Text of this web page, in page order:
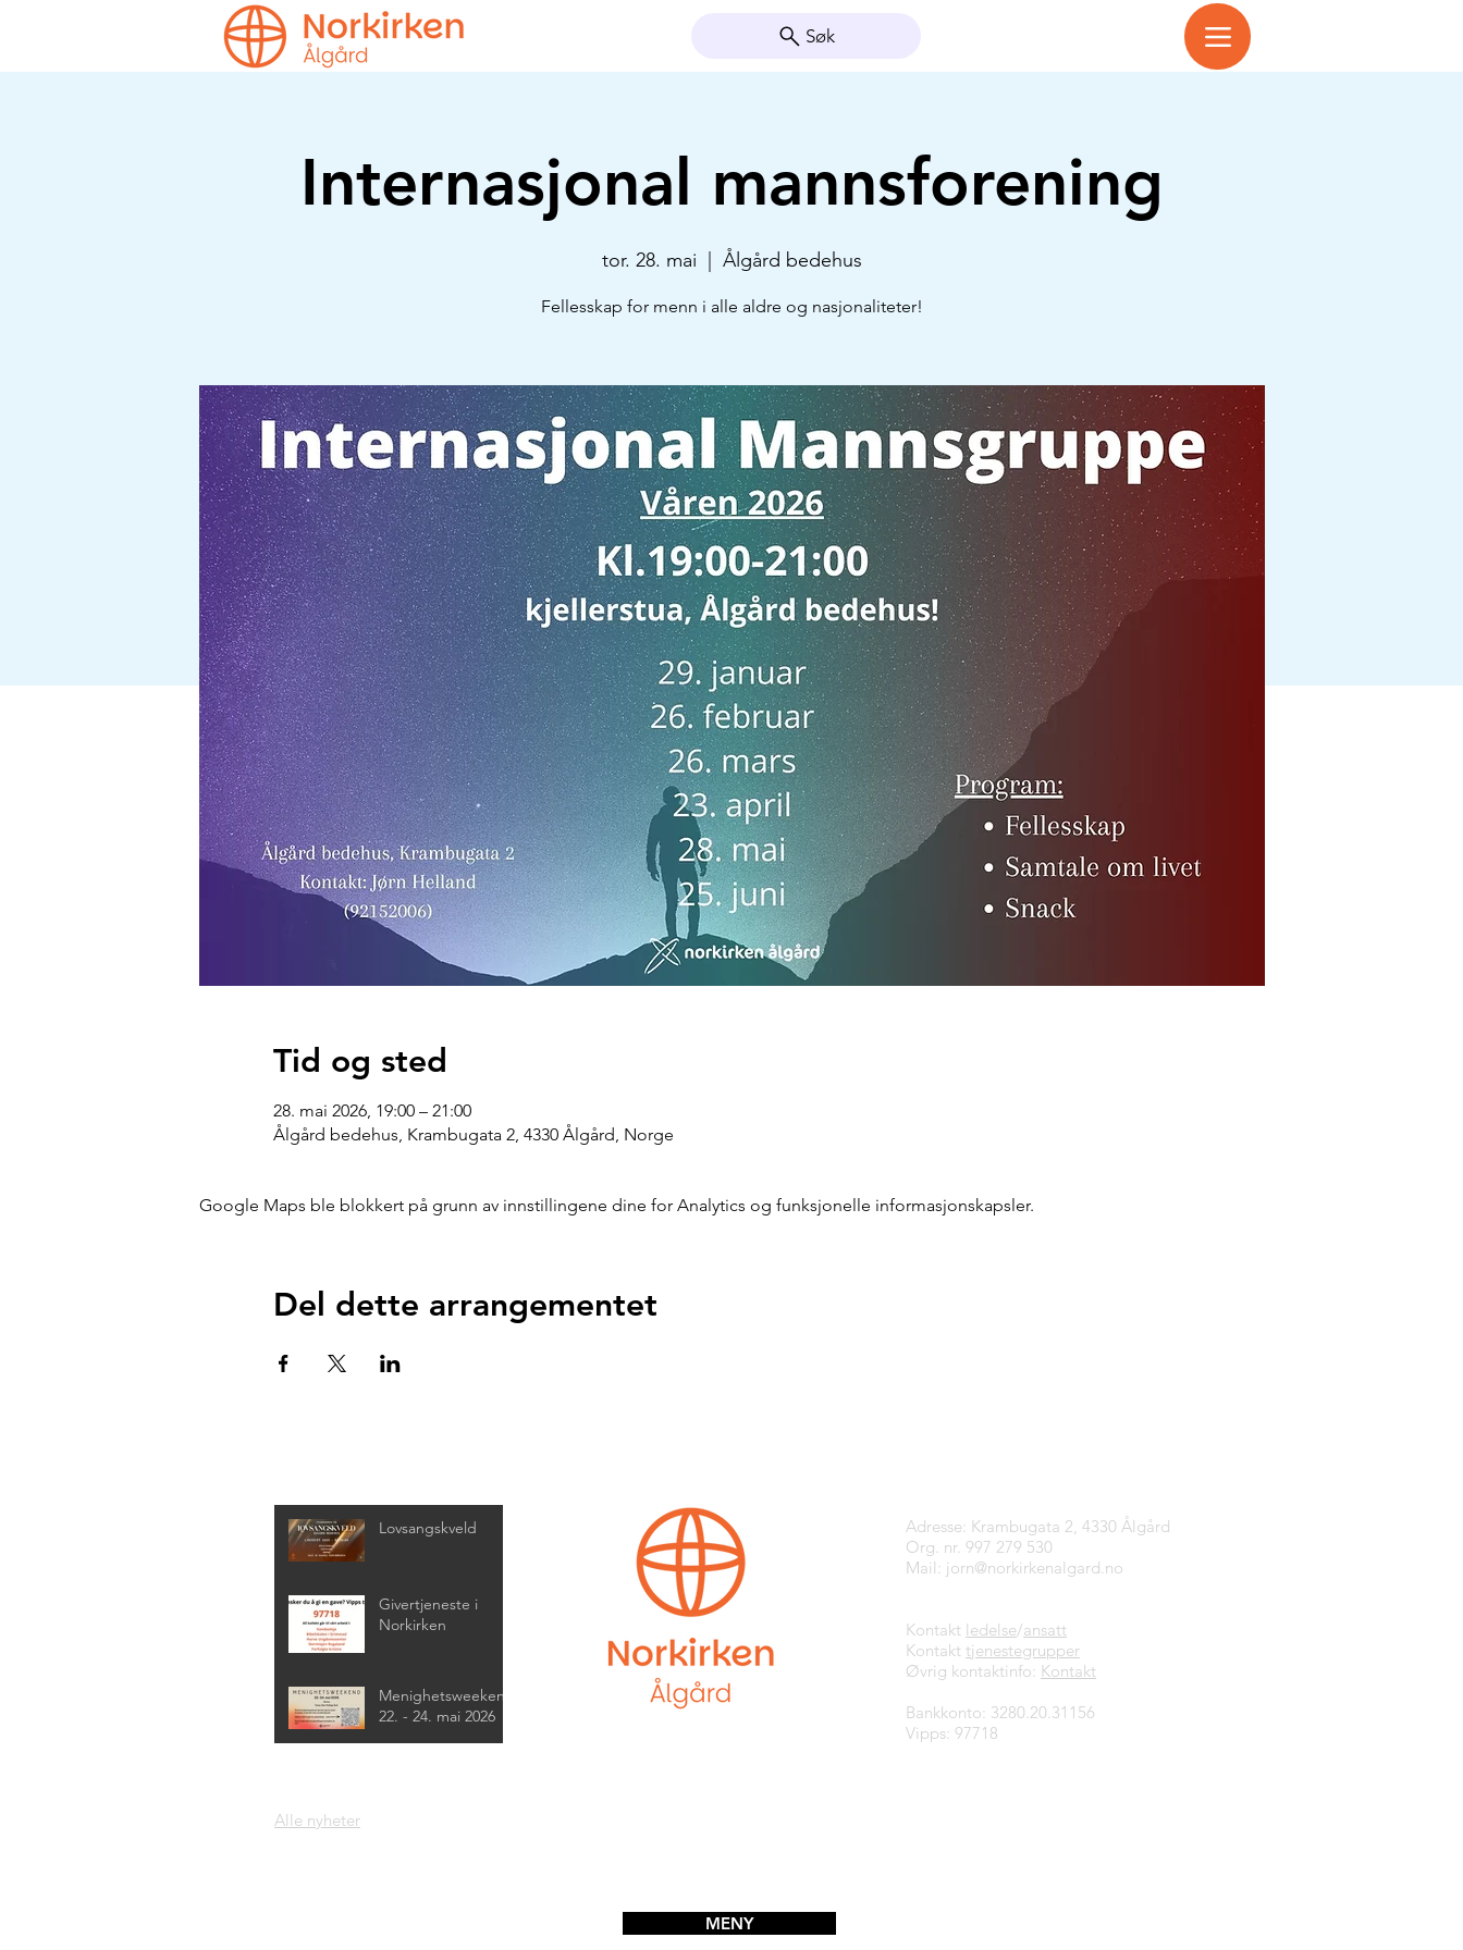
Søk
Internasjonal mannsforening
tor. 28. mai Ålgård bedehus
Fellesskap for menn i alle aldre og nasjonaliteter!
Tid og sted
28. mai 2026, 19:00 – 21:00
Ålgård bedehus, Krambugata 2, 4330 Ålgård, Norge
Google Maps ble blokkert på grunn av innstillingene dine for Analytics og funksjonelle informasjonskapsler.
Del dette arrangementet
Lovsangskveld
Givertjeneste i
Norkirken
Menighetsweekend
22. - 24. mai 2026
Adresse: Krambugata 2, 4330 Ålgård
Org. nr. 997 279 530
Mail: jorn@norkirkenalgard.no
Kontakt ledelse/ansatt
Kontakt tjenestegrupper
Øvrig kontaktinfo: Kontakt
Bankkonto: 3280.20.31156
Vipps: 97718
Alle nyheter
MENY